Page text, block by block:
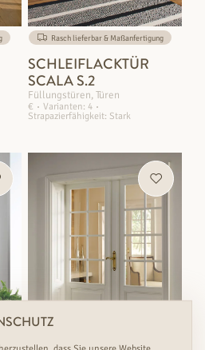
Rasch lieferbar & Maßanfertigung
SCHLEIFLACKTÜR
SCALA S.2
Füllungstüren, Türen
€
Varianten: 4
Strapazierfähigkeit: Stark